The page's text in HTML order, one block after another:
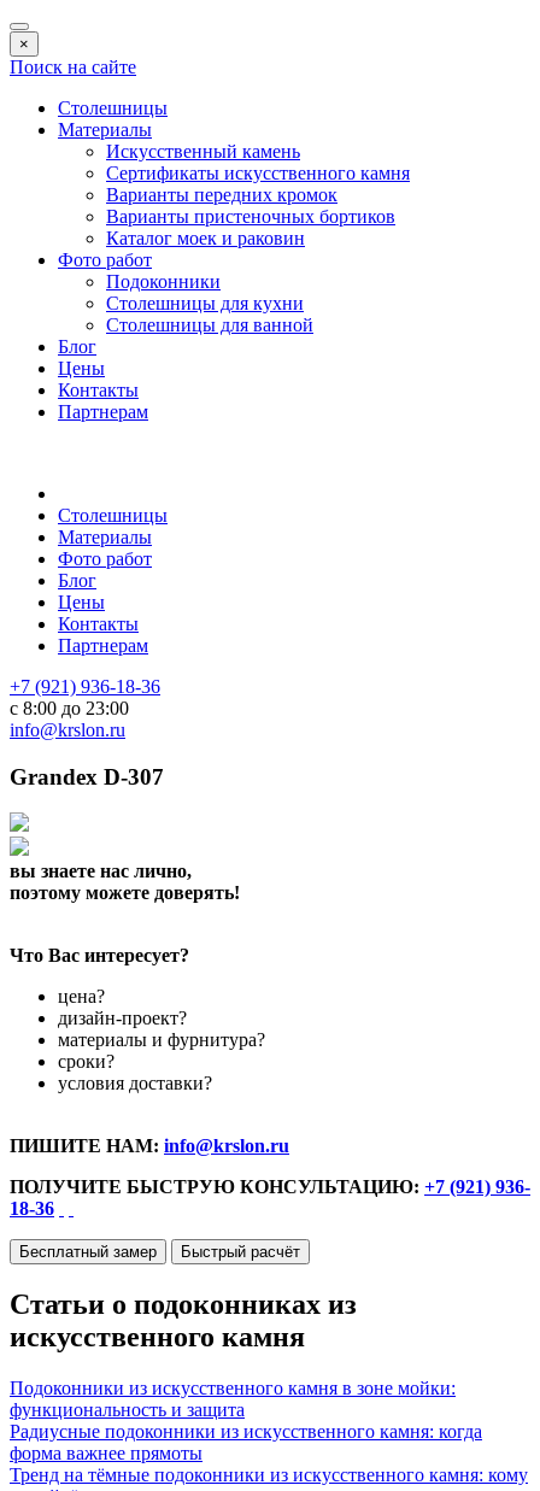
×
Поиск на сайте
Столешницы
Материалы
Искусственный камень
Сертификаты искусственного камня
Варианты передних кромок
Варианты пристеночных бортиков
Каталог моек и раковин
Фото работ
Подоконники
Столешницы для кухни
Столешницы для ванной
Блог
Цены
Контакты
Партнерам
Столешницы
Материалы
Фото работ
Блог
Цены
Контакты
Партнерам
+7 (921) 936-18-36
с 8:00 до 23:00
info@krslon.ru
Grandex D-307
вы знаете нас лично,
поэтому можете доверять!
Что Вас интересует?
цена?
дизайн-проект?
материалы и фурнитура?
сроки?
условия доставки?
ПИШИТЕ НАМ: info@krslon.ru
ПОЛУЧИТЕ БЫСТРУЮ КОНСУЛЬТАЦИЮ: +7 (921) 936-
18-36
Бесплатный замер Быстрый расчёт
Статьи о подоконниках из
искусственного камня
Подоконники из искусственного камня в зоне мойки:
функциональность и защита
Радиусные подоконники из искусственного камня: когда
форма важнее прямоты
Тренд на тёмные подоконники из искусственного камня: кому